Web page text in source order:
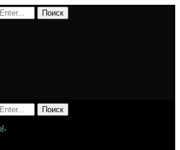
Поиск
Поиск